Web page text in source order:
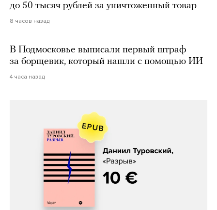
до 50 тысяч рублей за уничтоженный товар
8 часов назад
В Подмосковье выписали первый штраф
за борщевик, который нашли с помощью ИИ
4 часа назад